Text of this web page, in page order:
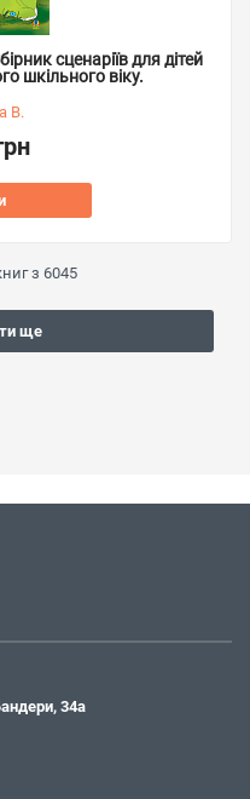
сценаріїв для дітей
шкільного віку.
В.
з 6045
ще
34а